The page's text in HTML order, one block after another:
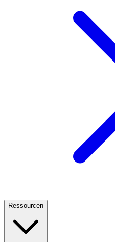
Ressourcen